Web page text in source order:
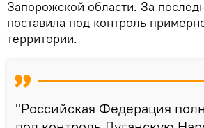
Запорожской области. За
поставила под контроль
территории.
"Российская Федерация